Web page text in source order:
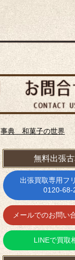
事典 和菓子の世界
無料出張
出張買取専用フ
0120-68-
メールでのお問い
LINEで買取